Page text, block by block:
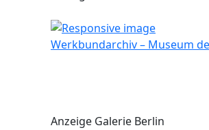
Werkbundarchiv – Museum
Anzeige Galerie Berlin